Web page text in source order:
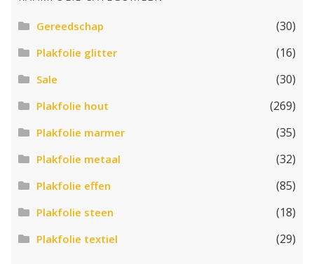
Gereedschap (30)
Plakfolie glitter (16)
Sale (30)
Plakfolie hout (269)
Plakfolie marmer (35)
Plakfolie metaal (32)
Plakfolie effen (85)
Plakfolie steen (18)
Plakfolie textiel (29)